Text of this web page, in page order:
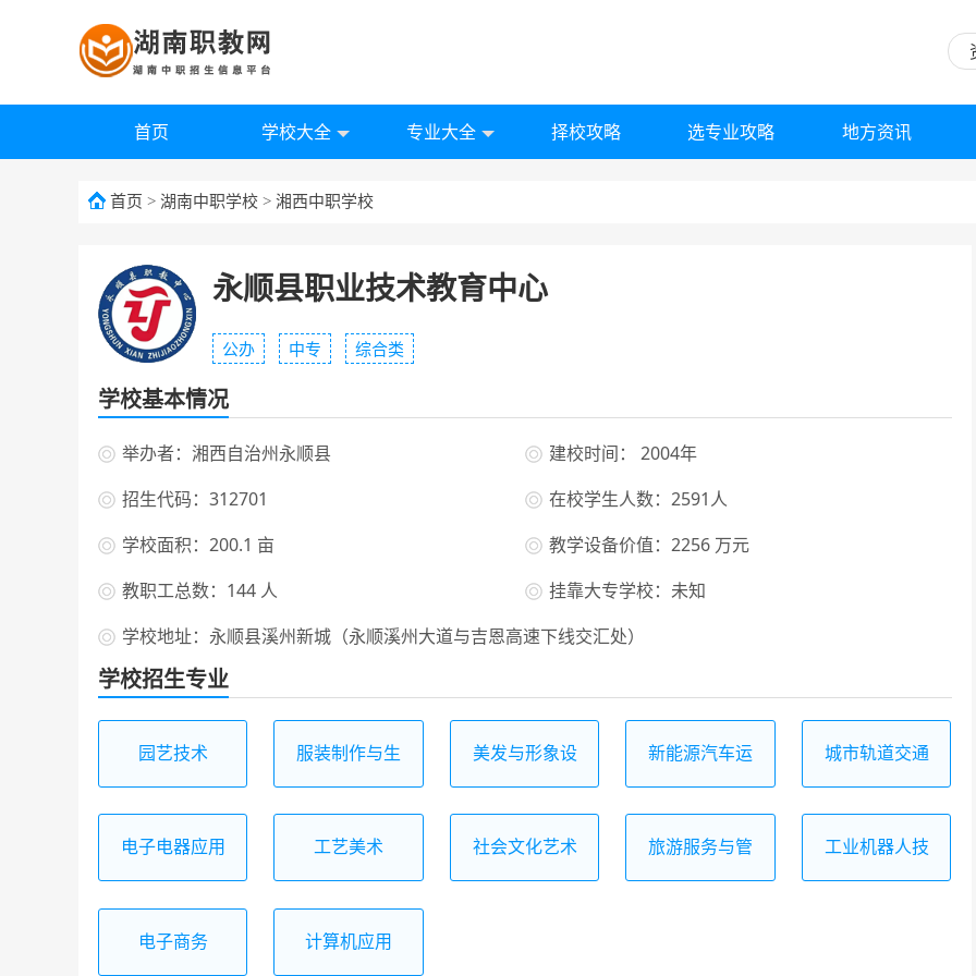
首页 学校大全 专业大全 择校攻略 选专业攻略 地方资讯
首页 > 湖南中职学校 > 湘西中职学校
永顺县职业技术教育中心
公办 中专 综合类
学校基本情况
举办者：湘西自治州永顺县
建校时间： 2004年
招生代码：312701
在校学生人数：2591人
学校面积：200.1 亩
教学设备价值：2256 万元
教职工总数：144 人
挂靠大专学校：未知
学校地址：永顺县溪州新城（永顺溪州大道与吉恩高速下线交汇处）
学校招生专业
园艺技术
服装制作与生
美发与形象设
新能源汽车运
城市轨道交通
电子电器应用
工艺美术 社会文化艺术
旅游服务与管
工业机器人技
电子商务 计算机应用